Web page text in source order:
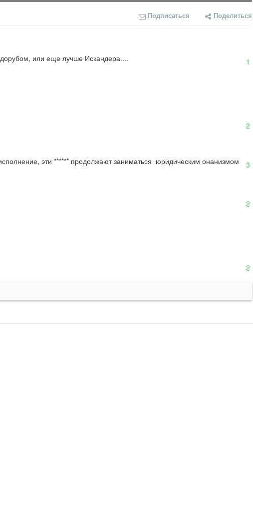
Подписаться Поделиться
или еще лучше Искандера.... 1
2
эти ****** продолжают заниматься  юридическим онанизмом 3
2
2